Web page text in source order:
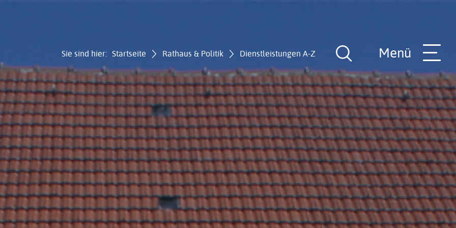
Sie sind hier: Startseite Rathaus & Politik Dienstleistungen A-Z
Suche
öffnen
Menü
Gemeinde
Rathaus-Team
Hilfe in allen Lebenslagen